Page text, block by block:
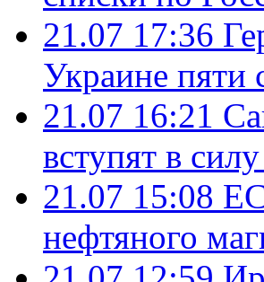
21.07 17:36
Украине пяти
21.07 16:21
вступят в
21.07 15:08
нефтяного